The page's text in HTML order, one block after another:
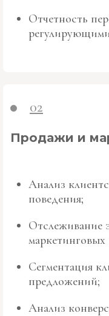
Отчетность
02
Продажи и
Анализ
поведения;
Отслеживание
Сегментация
предложений;
Анализ